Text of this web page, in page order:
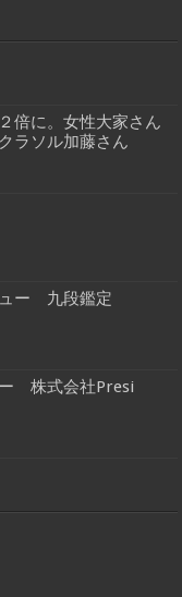
倍に。女性大家さん
ラソル加藤さん
ー 九段鑑定
株式会社Presi